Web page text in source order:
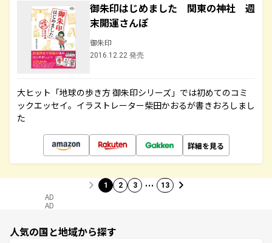
御朱印はじめました 関東の神社 週
末開運さんぽ
御朱印
2016.12.22 発売
大ヒット「地球の歩き方 御朱印シリーズ」では初めてのコミ
ックエッセイ。イラストレーター柴田かおるが書きおろしまし
た
詳細を見る
1 2 3 … 13
AD
AD
人気の国と地域から探す